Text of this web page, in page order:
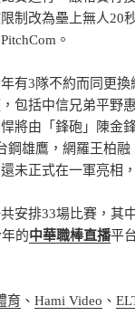
制改為壘上無人20
。
有3隊不約而同更
包括中信兄弟平野
將由「鋒砲」陳金
鋼雄鷹，網羅王柏融
未正式在一軍亮相
安排33場比賽，其
的中華職棒直播平
育 、Hami Video 、